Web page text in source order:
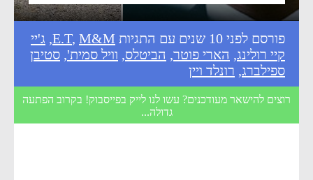
פורסם לפני 10 שנים עם התגיות E.T, M&M
, ג'יי
קיי רולינג, הארי פוטר, הביטלס, וויל סמית', סטיבן
ספילברג, רונלד ויין
רוצים להישאר מעודכנים? עשו לנו לייק בפייסבוק! בקרוב הפתעה
גדולה...